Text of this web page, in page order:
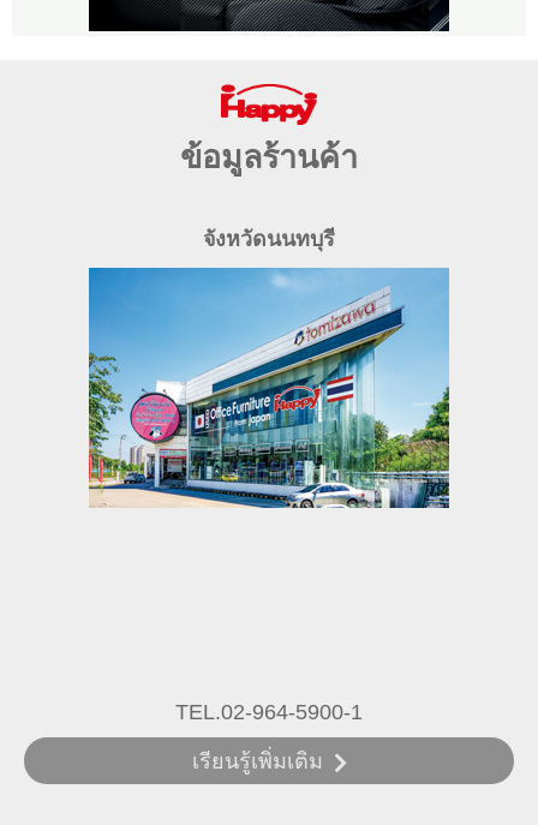
ข้อมูลร้านค้า
จังหวัดนนทบุรี
TEL.02-964-5900-1
เรียนรู้เพิ่มเติม